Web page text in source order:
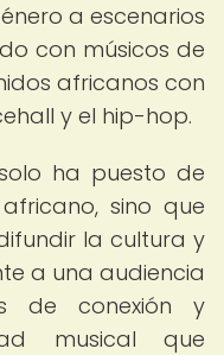
a escenarios
con músicos de
africanos con
y el hip-hop.
ha puesto de
sino que
la cultura y
a una audiencia
de conexión y
musical que